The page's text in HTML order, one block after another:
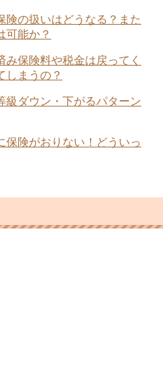
険の扱いはどうなる？また
可能か？
保険料や税金は戻ってく
しまうの？
級ダウン・下がるパターン
保険がおりない！どういっ